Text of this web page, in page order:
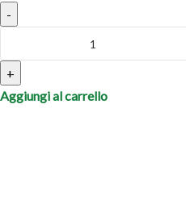
-
+
Aggiungi al carrello